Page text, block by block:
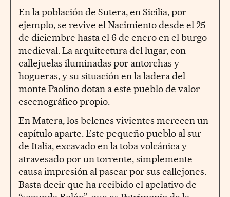
En la población de Sutera, en Sicilia, por
ejemplo, se revive el Nacimiento desde el 25
de diciembre hasta el 6 de enero en el burgo
medieval. La arquitectura del lugar, con
callejuelas iluminadas por antorchas y
hogueras, y su situación en la ladera del
monte Paolino dotan a este pueblo de valor
escenográfico propio.
En Matera, los belenes vivientes merecen un
capítulo aparte. Este pequeño pueblo al sur
de Italia, excavado en la toba volcánica y
atravesado por un torrente, simplemente
causa impresión al pasear por sus callejones.
Basta decir que ha recibido el apelativo de